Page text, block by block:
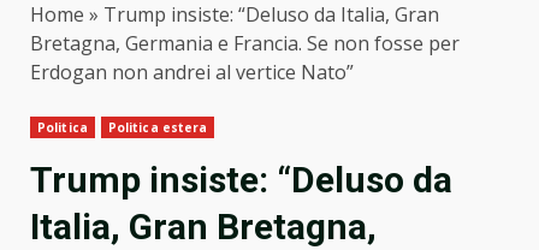
Home » Trump insiste: “Deluso da Italia, Gran
Bretagna, Germania e Francia. Se non fosse per
Erdogan non andrei al vertice Nato”
Politica Politica estera
Trump insiste: “Deluso da
Italia, Gran Bretagna,